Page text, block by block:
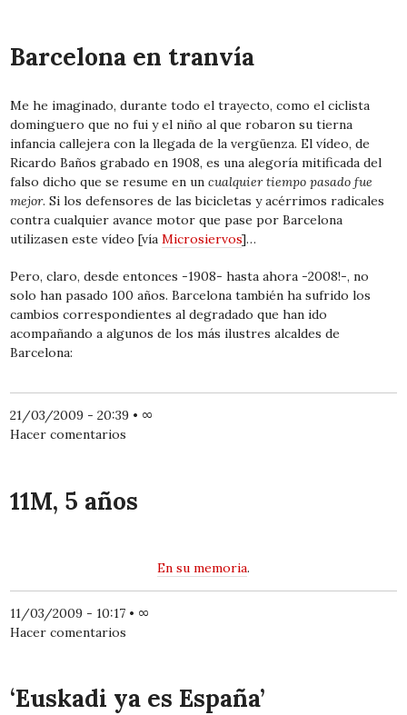
Barcelona en tranvía
Me he imaginado, durante todo el trayecto, como el ciclista
dominguero que no fui y el niño al que robaron su tierna
infancia callejera con la llegada de la vergüenza. El vídeo, de
Ricardo Baños grabado en 1908, es una alegoría mitificada del
falso dicho que se resume en uncualquier tiempo pasado fue
mejor. Si los defensores de las bicicletas y acérrimos radicales
contra cualquier avance motor que pase por Barcelona
utilizasen este vídeo [víaMicrosiervos]…
Pero, claro, desde entonces -1908- hasta ahora -2008!-, no
solo han pasado 100 años. Barcelona también ha sufrido los
cambios correspondientes al degradado que han ido
acompañando a algunos de los más ilustres alcaldes de
Barcelona:
21/03/2009 - 20:39 • ∞
Hacer comentarios
11M, 5 años
En su memoria.
11/03/2009 - 10:17 • ∞
Hacer comentarios
‘Euskadi ya es España’